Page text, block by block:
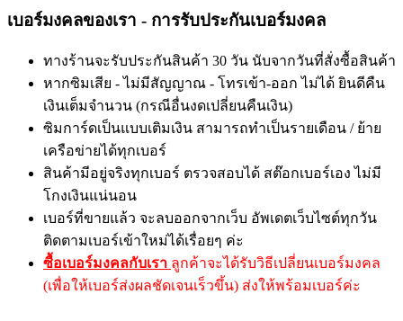
เบอร์มงคลของเรา - การรับประกันเบอร์มงคล
ทางร้านจะรับประกันสินค้า 30 วัน นับจากวันที่สั่งซื้อสินค้า
หากซิมเสีย - ไม่มีสัญญาณ - โทรเข้า-ออก ไม่ได้ ยินดีคืน
เงินเต็มจำนวน (กรณีอื่นงดเปลี่ยนคืนเงิน)
ซิมการ์ดเป็นแบบเติมเงิน สามารถทำเป็นรายเดือน / ย้าย
เครือข่ายได้ทุกเบอร์
สินค้ามีอยู่จริงทุกเบอร์ ตรวจสอบได้ สต๊อกเบอร์เอง ไม่มี
โกงเงินแน่นอน
เบอร์ที่ขายแล้ว จะลบออกจากเว็บ อัพเดตเว็บไซต์ทุกวัน
ติดตามเบอร์เข้าใหม่ได้เรื่อยๆ ค่ะ
ซื้อเบอร์มงคลกับเรา ลูกค้าจะได้รับวิธีเปลี่ยนเบอร์มงคล
(เพื่อให้เบอร์ส่งผลชัดเจนเร็วขึ้น) ส่งให้พร้อมเบอร์ค่ะ